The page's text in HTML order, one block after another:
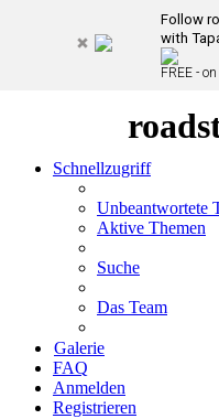
Follow
with
FREE -
Schnellzugriff
Unbeantwortete
Aktive Themen
Suche
Das Team
Galerie
FAQ
Anmelden
Registrieren